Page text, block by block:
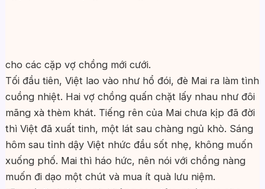
cho các cặp vợ chồng mới cưới.
Tối đầu tiên, Việt lao vào như hổ đói, đè Mai ra làm tình
cuồng nhiệt. Hai vợ chồng quấn chặt lấy nhau như đôi
mãng xà thèm khát. Tiếng rên của Mai chưa kịp đã đời
thì Việt đã xuất tinh, một lát sau chàng ngủ khò. Sáng
hôm sau tỉnh dậy Việt nhức đầu sốt nhẹ, không muốn
xuống phố. Mai thì háo hức, nên nói với chồng nàng
muốn đi dạo một chút và mua ít quà lưu niệm.